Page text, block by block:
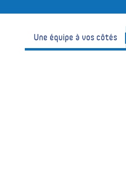
Une équipe à vos côtés